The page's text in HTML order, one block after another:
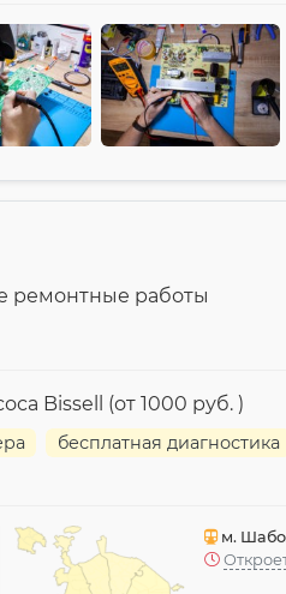
ремонтные работы
Bissell (от 1000 руб. )
бесплатная диагностика
м.